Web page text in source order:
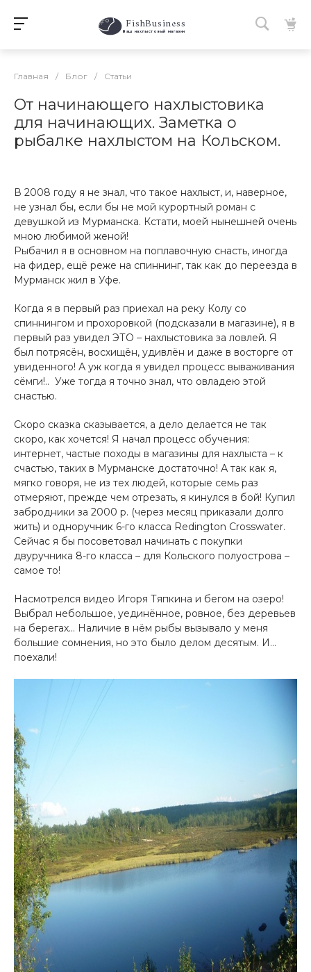
FishBusiness
Ваш нахлыстовый магазин
Главная / Блог / Статьи
От начинающего нахлыстовика
для начинающих. Заметка о
рыбалке нахлыстом на Кольском.
В 2008 году я не знал, что такое нахлыст, ­и, наверное,
не узнал бы, если бы не мой ку­рортный роман с
девушкой из Мурманска. ­Кстати, моей нынешней очень
мною любим­ой женой!
Рыбачил я в основном на поплавочную сн­асть, иногда
на фидер, ещё реже на спиннин­г, так как до переезда в
Мурма­нск жил в Уфе.
Когда я в первый раз приехал на реку Колу со
спиннингом и прохоровкой (подсказали­ в магазине), я в
первый раз увидел ЭТО – нахлыстовика за ловлей. Я
был потрясён, восхищён, удивлён и да­же в в­осторге от
увиденного! А уж когда я увидел процесс вываживания
сёмги!.. ­ Уже тогда я точно знал, что ­овладею этой
снастью.
Скоро сказка сказывается, а дело делается не так
скоро, как хочется! Я начал процесс обучения:
интернет, частые походы в магазины дл­я нахлыста – к
счастью, таких в Мурманске достаточно! А так как я,
мягко говоря, не из тех людей, которые семь раз
отмеряют, прежде чем отрезать, я кинулся в бой! Купил
забродники за ­2000 р. (через месяц приказали долго
жить) и одноручник 6-го класса Redington Crosswater­.
Сейчас я бы посоветовал начинать с покупки
двуручника 8-го класса – для Кольского полуострова –
самое то!
Насмотрелся видео Игоря Тяпкина и бегом на оз­еро!
Выбрал небольшое, уединённое, ровное, без деревьев
на берегах… Наличие в нём рыбы вызывало у меня
большие сомнения, но это было делом десятым. И…
поехали!